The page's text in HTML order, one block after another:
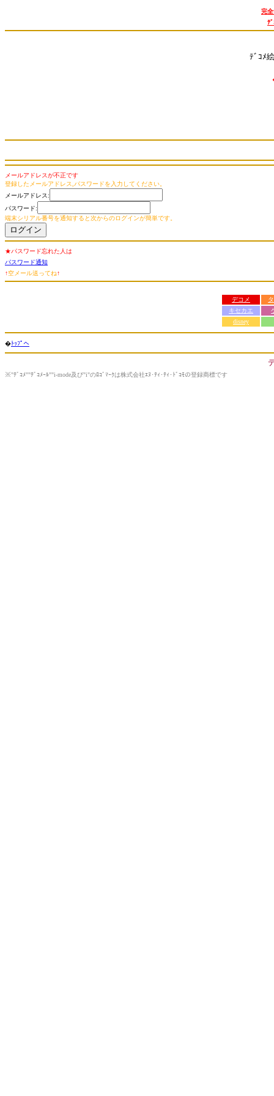
完
ﾃ
ﾃﾞｺﾒ
メールアドレスが不正です
登録したメールアドレス,パスワードを入力してください。
メールアドレス:
パスワード:
端末シリアル番号を通知すると次からのログインが簡単です。
★パスワード忘れた人は
パスワード通知
↑空メール送ってね↑
デコメ
キセカエ
disney
�ﾄｯﾌﾟへ
※"ﾃﾞｺﾒ""ﾃﾞｺﾒｰﾙ""i-mode及び"i"のﾛｺﾞﾏｰｸは株式会社ｴﾇ･ﾃｨ･ﾃｨ･ﾄﾞｺﾓの登録商標です